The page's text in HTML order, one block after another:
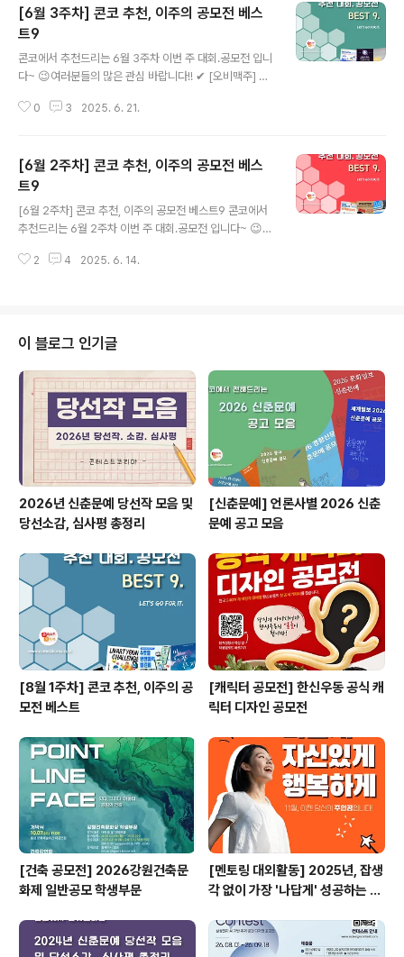
[6월 3주차] 콘코 추천, 이주의 공모전 베스
트9
콘코에서 추천드리는 6월 3주차 이번 주 대회.공모전 입니
다~ 😉여러분들의 많은 관심 바랍니다!! ✔ [오비맥주] 크
집✔ 카카오창작재단 1st 그로우업 창작캠프✔ 제17회 하
G 2025 게임음악 경연대회 The 2nd GXG SOUND T
RACK✔ 특허청X아름다운가게! 착한 아이디어 경진대회
✔ 2025 제5회 수원 초중학생 국제교류작품전✔ 윤동주
문학제> 공모형 프로그램 참여자 모집 * 자세한 내용은 뉴
스카드를 클릭하시면 확인하실 수 있습니다. 자세한 내용
은 콘테스트코리아 홈페이지에서 확인하시면 도움이 됩니
0 3 2025. 6. 21.
[6월 2주차] 콘코 추천, 이주의 공모전 베스
트9
[6월 2주차] 콘코 추천, 이주의 공모전 베스트9 콘코에서
추천드리는 6월 2주차 이번 주 대회.공모전 입니다~ 😉여
역사문화권 장편소설 전국 공모전✔ 2025년 해양수산 창
년 아트 페스티벌✔ 2025 한국주니어수학올림피아드(KJ
MO)✔ [한국문화예술교육진흥원]기관 캐릭터 공모전✔
제3회 한컷공감 미술대회 * 자세한 내용은 뉴스카드를 클
릭하시면 확인하실 수 있습니다. 자세한 내용은 콘테스트
코리아 홈페이지에서 확인하시면 도움이 됩니다~콘테스
트, 공모전, 대외활동 정보 / 소개..
2 4 2025. 6. 14.
이 블로그 인기글
2026년 신춘문예 당선작 모음 및
당선소감, 심사평 총정리
[신춘문예] 언론사별 2026 신춘
문예 공고 모음
[8월 1주차] 콘코 추천, 이주의 공
모전 베스트
[캐릭터 공모전] 한신우동 공식 캐
릭터 디자인 공모전
[건축 공모전] 2026강원건축문
화제 일반공모 학생부문
[멘토링 대외활동] 2025년, 잡생
각 없이 가장 '나답게' 성공하는 법